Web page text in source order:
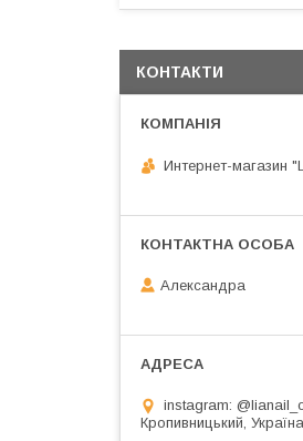
КОНТАКТИ
Интернет-магазин
Александра
instagram:
Кропивницький, Україна